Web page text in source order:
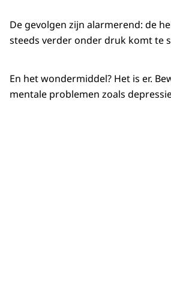
De gevolgen zijn alarmerend: de
steeds verder onder druk komt te
En het wondermiddel? Het is er.
mentale problemen zoals